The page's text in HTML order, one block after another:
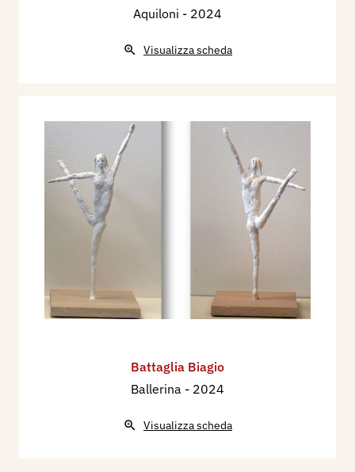
Aquiloni - 2024
Visualizza scheda
Battaglia Biagio
Ballerina - 2024
Visualizza scheda